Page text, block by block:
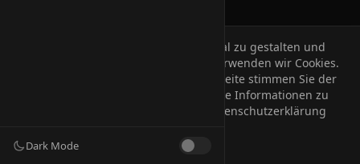
Dark Mode
Um unsere Webseite für Sie optimal zu gestalten und
fortlaufend verbessern zu können, verwenden wir Cookies.
Durch die weitere Nutzung der Webseite stimmen Sie der
Verwendung von Cookies zu. Weitere Informationen zu
Datenschutzerklärung
OK